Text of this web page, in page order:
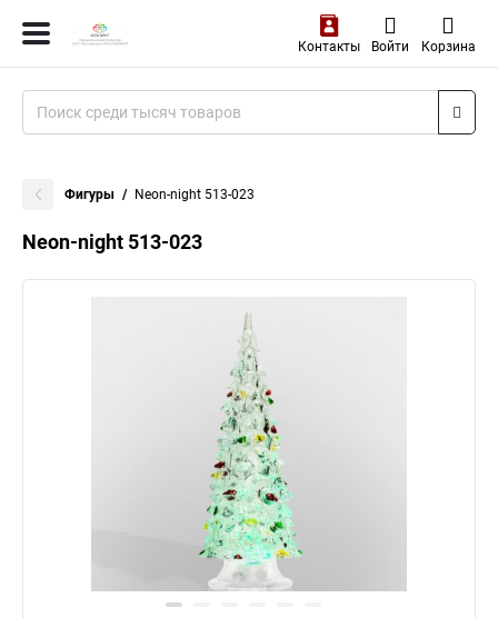
Контакты Войти Корзина
Фигуры Neon-night 513-023
Neon-night 513-023